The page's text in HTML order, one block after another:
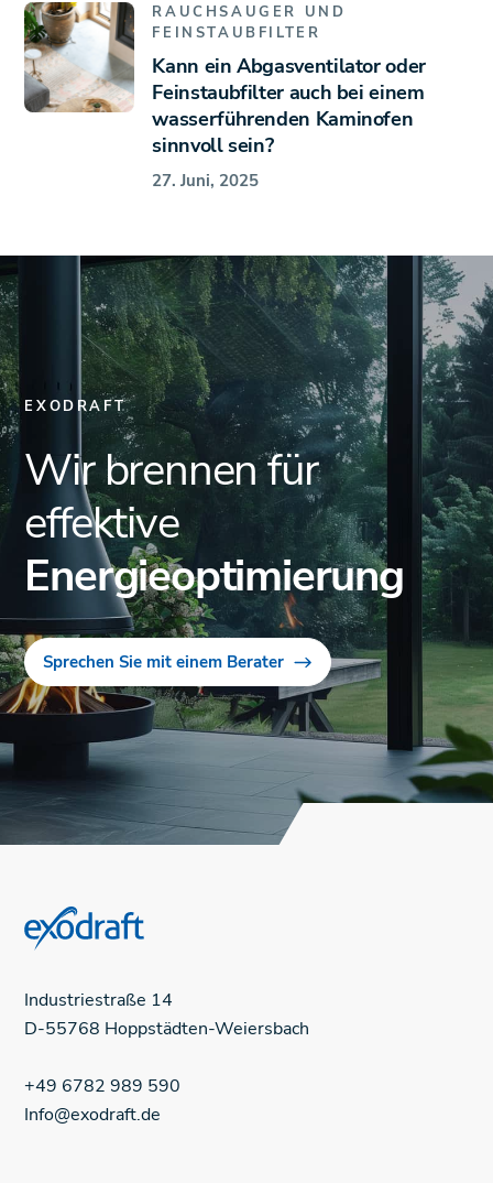
RAUCHSAUGER UND
FEINSTAUBFILTER
Kann ein Abgasventilator oder
Feinstaubfilter auch bei einem
wasserführenden Kaminofen
sinnvoll sein?
27. Juni, 2025
EXODRAFT
Wir brennen für
effektive
Energieoptimierung
Sprechen Sie mit einem Berater
Industriestraße 14
D-55768 Hoppstädten-Weiersbach
+49 6782 989 590
Info@exodraft.de